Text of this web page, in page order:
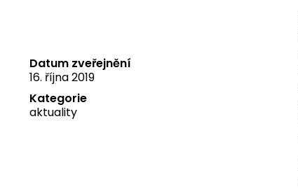
Datum zveřejnění
16. října 2019
Kategorie
aktuality